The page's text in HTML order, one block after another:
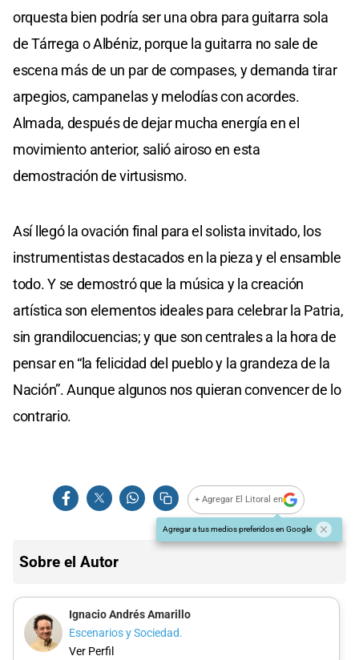
orquesta bien podría ser una obra para guitarra sola
de Tárrega o Albéniz, porque la guitarra no sale de
escena más de un par de compases, y demanda tirar
arpegios, campanelas y melodías con acordes.
Almada, después de dejar mucha energía en el
movimiento anterior, salió airoso en esta
demostración de virtusismo.
Así llegó la ovación final para el solista invitado, los
instrumentistas destacados en la pieza y el ensamble
todo. Y se demostró que la música y la creación
artística son elementos ideales para celebrar la Patria,
sin grandilocuencias; y que son centrales a la hora de
pensar en “la felicidad del pueblo y la grandeza de la
Nación”. Aunque algunos nos quieran convencer de lo
contrario.
+ Agregar El Litoral en
Agregar a tus medios preferidos en Google
Sobre el Autor
Ignacio Andrés Amarillo
Escenarios y Sociedad.
Ver Perfil